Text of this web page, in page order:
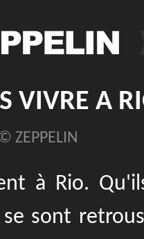
VIVRE A
ZEPPELIN
à Rio.
sont